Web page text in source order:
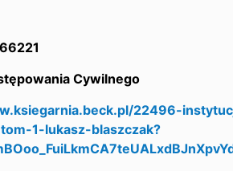
Cywilnego
22496-
1-lukasz-blaszczak?